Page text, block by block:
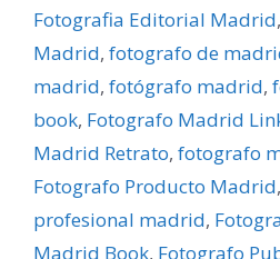
Fotografia Editorial Madrid,
Madrid, fotografo de
madrid, fotógrafo madrid,
book, Fotografo Madrid
Madrid Retrato, fotografo
Fotografo Producto Madrid,
profesional madrid,
Madrid Book, Fotografo